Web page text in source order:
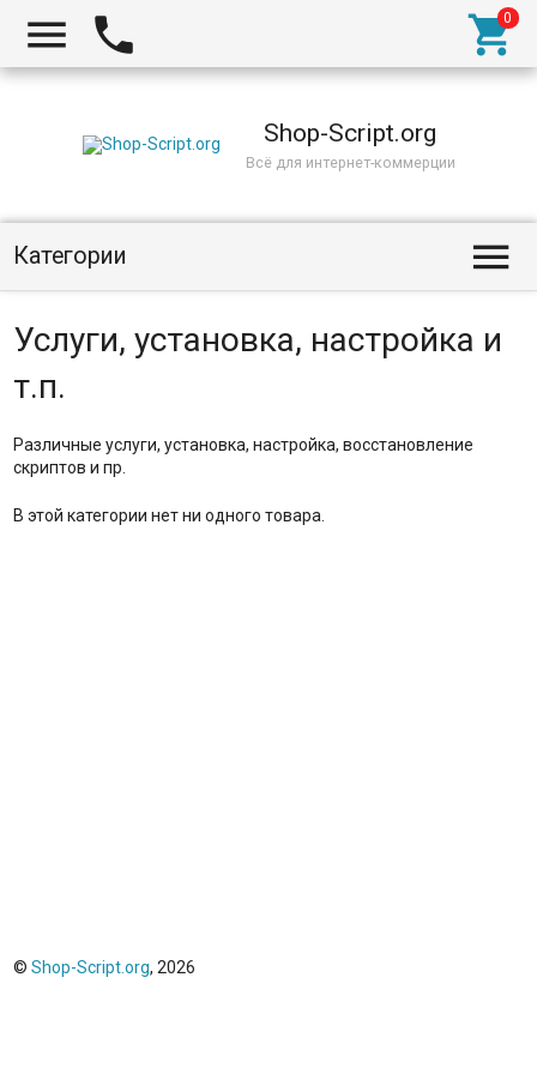
  
Shop-Script.org
Всё для интернет-коммерции
Категории 
Услуги, установка, настройка и
т.п.
Различные услуги, установка, настройка, восстановление
скриптов и пр.
В этой категории нет ни одного товара.
© Shop-Script.org, 2026